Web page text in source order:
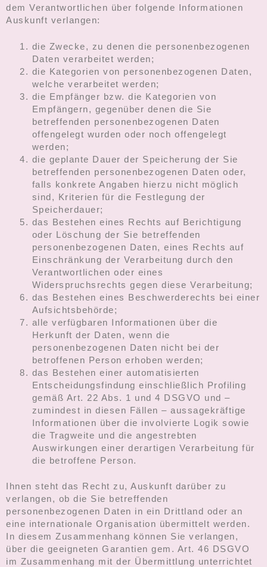
dem Verantwortlichen über folgende Informationen
Auskunft verlangen:
die Zwecke, zu denen die personenbezogenen
Daten verarbeitet werden;
die Kategorien von personenbezogenen Daten,
welche verarbeitet werden;
die Empfänger bzw. die Kategorien von
Empfängern, gegenüber denen die Sie
betreffenden personenbezogenen Daten
offengelegt wurden oder noch offengelegt
werden;
die geplante Dauer der Speicherung der Sie
betreffenden personenbezogenen Daten oder,
falls konkrete Angaben hierzu nicht möglich
sind, Kriterien für die Festlegung der
Speicherdauer;
das Bestehen eines Rechts auf Berichtigung
oder Löschung der Sie betreffenden
personenbezogenen Daten, eines Rechts auf
Einschränkung der Verarbeitung durch den
Verantwortlichen oder eines
Widerspruchsrechts gegen diese Verarbeitung;
das Bestehen eines Beschwerderechts bei einer
Aufsichtsbehörde;
alle verfügbaren Informationen über die
Herkunft der Daten, wenn die
personenbezogenen Daten nicht bei der
betroffenen Person erhoben werden;
das Bestehen einer automatisierten
Entscheidungsfindung einschließlich Profiling
gemäß Art. 22 Abs. 1 und 4 DSGVO und –
zumindest in diesen Fällen – aussagekräftige
Informationen über die involvierte Logik sowie
die Tragweite und die angestrebten
Auswirkungen einer derartigen Verarbeitung für
die betroffene Person.
Ihnen steht das Recht zu, Auskunft darüber zu
verlangen, ob die Sie betreffenden
personenbezogenen Daten in ein Drittland oder an
eine internationale Organisation übermittelt werden.
In diesem Zusammenhang können Sie verlangen,
über die geeigneten Garantien gem. Art. 46 DSGVO
im Zusammenhang mit der Übermittlung unterrichtet